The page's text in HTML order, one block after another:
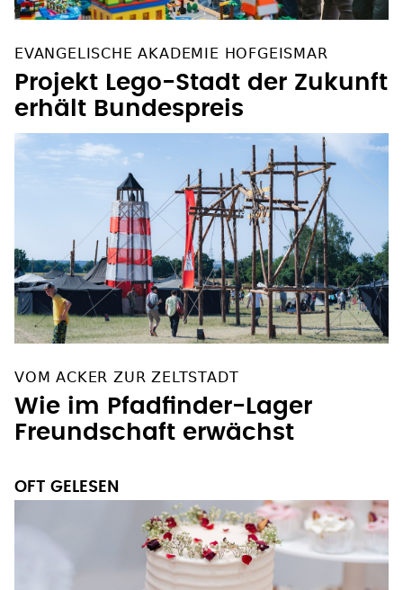
EVANGELISCHE AKADEMIE HOFGEISMAR
Projekt Lego-Stadt der Zukunft
erhält Bundespreis
VOM ACKER ZUR ZELTSTADT
Wie im Pfadfinder-Lager
Freundschaft erwächst
OFT GELESEN